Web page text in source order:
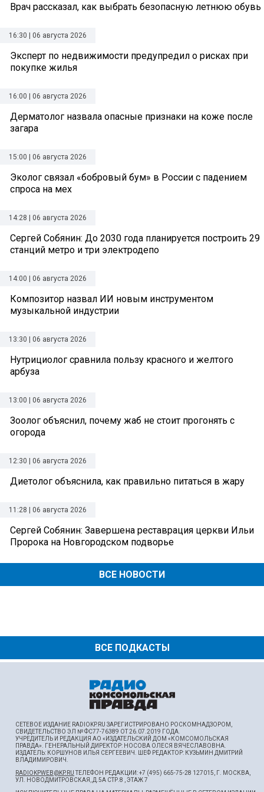
ВСЕ ПОДКАСТЫ
Врач рассказал, как выбрать безопасную летнюю обувь
16:30 | 06 августа 2026
Эксперт по недвижимости предупредил о рисках при
покупке жилья
16:00 | 06 августа 2026
Дерматолог назвала опасные признаки на коже после
загара
15:00 | 06 августа 2026
Эколог связал «бобровый бум» в России с падением
спроса на мех
14:28 | 06 августа 2026
Сергей Собянин: До 2030 года планируется построить 29
станций метро и три электродепо
14:00 | 06 августа 2026
Композитор назвал ИИ новым инструментом
музыкальной индустрии
13:30 | 06 августа 2026
Нутрициолог сравнила пользу красного и желтого
арбуза
13:00 | 06 августа 2026
Зоолог объяснил, почему жаб не стоит прогонять с
огорода
12:30 | 06 августа 2026
Диетолог объяснила, как правильно питаться в жару
11:28 | 06 августа 2026
Сергей Собянин: Завершена реставрация церкви Ильи
Пророка на Новгородском подворье
ВСЕ НОВОСТИ
СЕТЕВОЕ ИЗДАНИЕ RADIOKP.RU ЗАРЕГИСТРИРОВАНО РОСКОМНАДЗОРОМ,
СВИДЕТЕЛЬСТВО ЭЛ № ФС77-76389 ОТ 26.07.2019 ГОДА.
УЧРЕДИТЕЛЬ И РЕДАКЦИЯ АО «ИЗДАТЕЛЬСКИЙ ДОМ «КОМСОМОЛЬСКАЯ
ПРАВДА». ГЕНЕРАЛЬНЫЙ ДИРЕКТОР: НОСОВА ОЛЕСЯ ВЯЧЕСЛАВОВНА.
ИЗДАТЕЛЬ: КОРШУНОВ ИЛЬЯ СЕРГЕЕВИЧ. ШEФ РЕДАКТОР: КУЗЬМИН ДМИТРИЙ
ВЛАДИМИРОВИЧ.
RADIOKPWEB@KP.RUТЕЛЕФОН РЕДАКЦИИ: +7 (495) 665-75-28 127015, Г. МОСКВА,
УЛ. НОВОДМИТРОВСКАЯ, Д.5А СТР.8 , ЭТАЖ 7